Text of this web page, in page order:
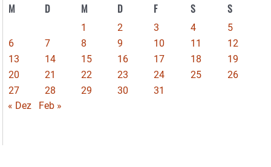
M D M D F S S
1 2 3 4
5
6
7 8 9 10 11
12
13
14 15 16 17 18
19
20
21 22 23 24 25
26
27
28 29 30
31
« Dez
Feb »